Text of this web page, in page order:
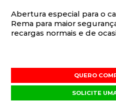
Abertura especial para o
Rema para maior
recargas normais e de
QUERO
SOLICITE